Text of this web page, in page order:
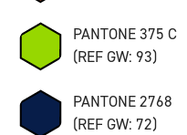
PANTONE 375 C
(REF GW: 93)
PANTONE 2768
(REF GW: 72)